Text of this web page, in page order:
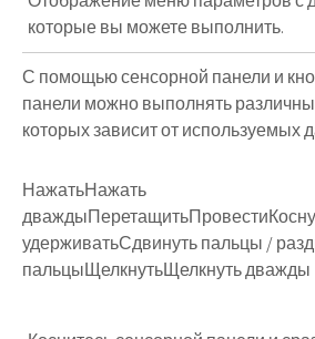
которые вы можете выполнить.
С помощью сенсорной панели и
панели можно выполнять
которых зависит от используемых
НажатьНажать
удерживатьСдвинуть пальцы /
пальцыЩелкнутьЩелкнуть дважды